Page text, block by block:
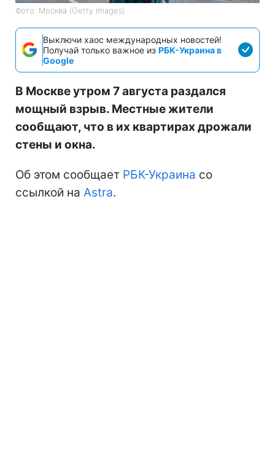
Фото: Москва (Getty Images)
Выключи хаос международных новостей!
Получай только важное из РБК-Украина в
Google
В Москве утром 7 августа раздался
мощный взрыв. Местные жители
сообщают, что в их квартирах дрожали
стены и окна.
Об этом сообщает РБК-Украина со
ссылкой на Astra.